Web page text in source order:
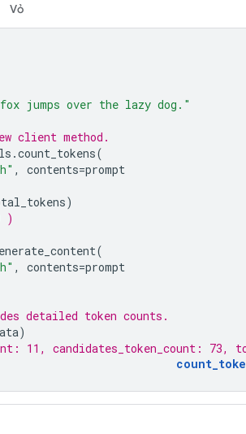
Vỏ
jumps over the lazy dog."
client method.
.count_tokens(
, contents=prompt
)
)
(
, contents=prompt
detailed token counts.
)
11, candidates_token_count: 73,